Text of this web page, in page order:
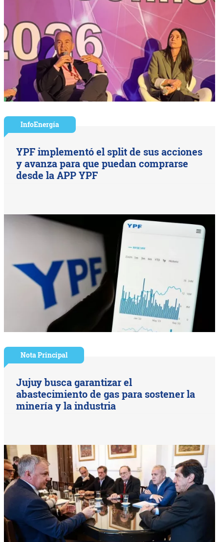
InfoEnergía
YPF implementó el split de sus acciones
y avanza para que puedan comprarse
desde la APP YPF
Nota Principal
Jujuy busca garantizar el
abastecimiento de gas para sostener la
minería y la industria